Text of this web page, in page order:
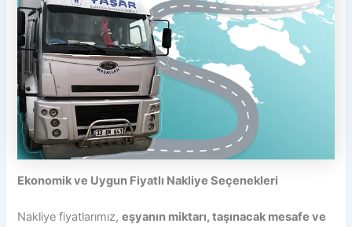
Ekonomik ve Uygun Fiyatlı Nakliye Seçenekleri
Nakliye fiyatlarımız,eşyanın miktarı, taşınacak mesafe ve